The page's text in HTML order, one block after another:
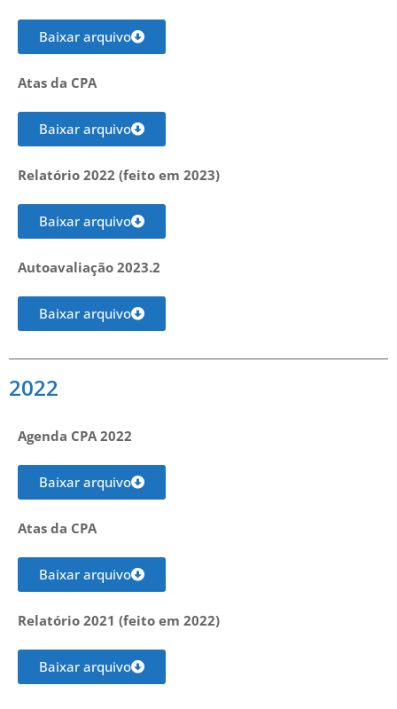
Baixar arquivo
Atas da CPA
Baixar arquivo
Relatório 2022 (feito em 2023)
Baixar arquivo
Autoavaliação 2023.2
Baixar arquivo
2022
Agenda CPA 2022
Baixar arquivo
Atas da CPA
Baixar arquivo
Relatório 2021 (feito em 2022)
Baixar arquivo